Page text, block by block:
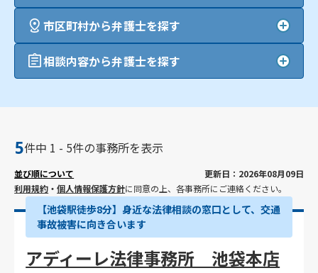
市区町村から弁護士を探す
相談内容から弁護士を探す
5件中 1 - 5件の事務所を表示
並び順について
更新日：2026年08月09日
利用規約 ・個人情報保護方針に同意の上、各事務所にご連絡ください。
【池袋駅徒歩8分】身近な法律相談の窓口として、交通
事故被害に向き合います
アディーレ法律事務所 池袋本店